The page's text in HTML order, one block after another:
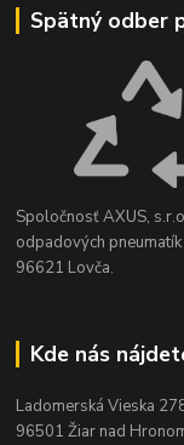
Spätný odber
Spoločnosť AXUS,
odpadových
96621 Lovča.
Kde nás
Ladomerská Vieska
96501 Žiar nad